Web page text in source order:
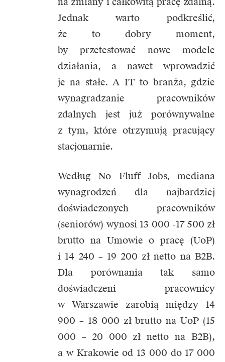
Jednak warto podkreślić,
że to dobry moment,
by przetestować nowe modele
działania, a nawet wprowadzić
je na stałe. A IT to branża, gdzie
wynagradzanie pracowników
zdalnych jest już porównywalne
z tym, które otrzymują pracujący
stacjonarnie.
Według No Fluff Jobs, mediana
wynagrodzeń dla najbardziej
doświadczonych pracowników
(seniorów) wynosi 13 000 -17 500 zł
brutto na Umowie o pracę (UoP)
i 14 240 – 19 200 zł netto na B2B.
Dla porównania tak samo
doświadczeni pracownicy
w Warszawie zarobią między 14
900 – 18 000 zł brutto na UoP (15
000 – 20 000 zł netto na B2B),
a w Krakowie od 13 000 do 17 000